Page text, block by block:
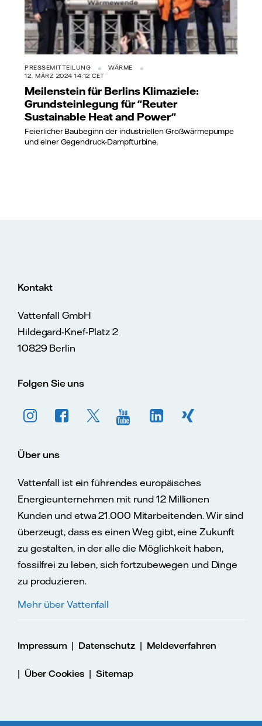
PRESSEMITTEILUNG
WÄRME
12. MÄRZ 2024 14:12 CET
Meilenstein für Berlins Klimaziele:
Grundsteinlegung für "Reuter
Sustainable Heat and Power"
Feierlicher Baubeginn der industriellen Großwärmepumpe
und einer Gegendruck-Dampfturbine.
Kontakt
Vattenfall GmbH
Hildegard-Knef-Platz 2
10829 Berlin
Folgen Sie uns
Über uns
Vattenfall ist ein führendes europäisches
Energieunternehmen mit rund 12 Millionen
Kunden und etwa 21.000 Mitarbeitenden. Wir sind
überzeugt, dass es einen Weg gibt, eine Zukunft
zu gestalten, in der alle die Möglichkeit haben,
fossilfrei zu leben, sich fortzubewegen und Dinge
zu produzieren.
Mehr über Vattenfall
Impressum | Datenschutz| Meldeverfahren
| Über Cookies |Sitemap